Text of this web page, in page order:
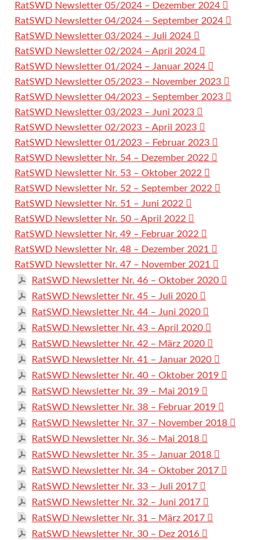
RatSWD Newsletter 05/2024 – Dezember 2024
RatSWD Newsletter 04/2024 – September 2024
RatSWD Newsletter 03/2024 – Juli 2024
RatSWD Newsletter 02/2024 – April 2024
RatSWD Newsletter 01/2024 – Januar 2024
RatSWD Newsletter 05/2023 – November 2023
RatSWD Newsletter 04/2023 – September 2023
RatSWD Newsletter 03/2023 – Juni 2023
RatSWD Newsletter 02/2023 – April 2023
RatSWD Newsletter 01/2023 – Februar 2023
RatSWD Newsletter Nr. 54 – Dezember 2022
RatSWD Newsletter Nr. 53 – Oktober 2022
RatSWD Newsletter Nr. 52 – September 2022
RatSWD Newsletter Nr. 51 – Juni 2022
RatSWD Newsletter Nr. 50 – April 2022
RatSWD Newsletter Nr. 49 – Februar 2022
RatSWD Newsletter Nr. 48 – Dezember 2021
RatSWD Newsletter Nr. 47 – November 2021
RatSWD Newsletter Nr. 46 – Oktober 2020
RatSWD Newsletter Nr. 45 – Juli 2020
RatSWD Newsletter Nr. 44 – Juni 2020
RatSWD Newsletter Nr. 43 – April 2020
RatSWD Newsletter Nr. 42 – März 2020
RatSWD Newsletter Nr. 41 – Januar 2020
RatSWD Newsletter Nr. 40 – Oktober 2019
RatSWD Newsletter Nr. 39 – Mai 2019
RatSWD Newsletter Nr. 38 – Februar 2019
RatSWD Newsletter Nr. 37 – November 2018
RatSWD Newsletter Nr. 36 – Mai 2018
RatSWD Newsletter Nr. 35 – Januar 2018
RatSWD Newsletter Nr. 34 – Oktober 2017
RatSWD Newsletter Nr. 33 – Juli 2017
RatSWD Newsletter Nr. 32 – Juni 2017
RatSWD Newsletter Nr. 31 – März 2017
RatSWD Newsletter Nr. 30 – Dez 2016